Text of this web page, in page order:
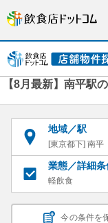
【8月最新】南平駅
地域／駅
[東京都下] 南平
業態／詳細条
軽飲食
今の条件を